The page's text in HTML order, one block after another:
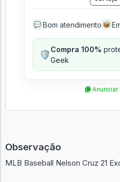
★ 282
💬Bom atendimento📦
Compra 100%